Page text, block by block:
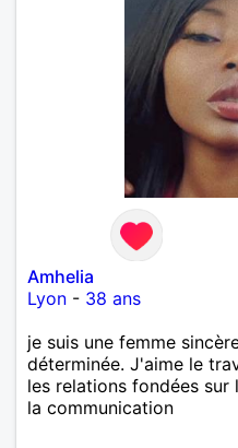
Amhelia
Lyon - 38 ans
je suis une femme
déterminée. J'aime le
les relations fondées
la communication